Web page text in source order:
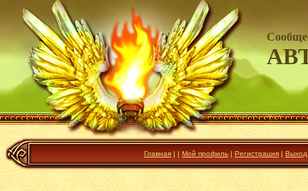
Главная | | Мой профиль | Регистрация | Выход